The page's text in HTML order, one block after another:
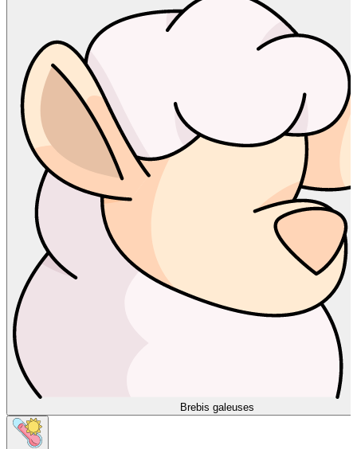
Brebis galeuses